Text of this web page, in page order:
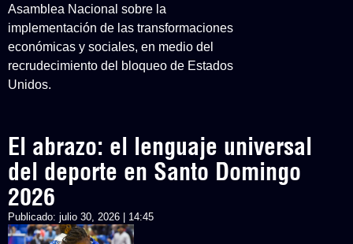
Asamblea Nacional sobre la
implementación de las transformaciones
económicas y sociales, en medio del
recrudecimiento del bloqueo de Estados
Unidos.
El abrazo: el lenguaje universal
del deporte en Santo Domingo
2026
Publicado: julio 30, 2026 | 14:45